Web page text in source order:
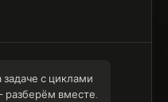
с циклами
разберём вместе.